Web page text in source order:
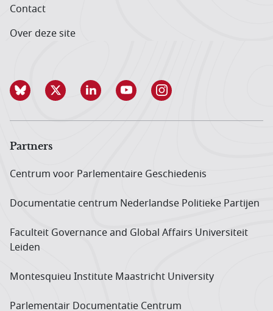
Contact
Over deze site
Partners
Centrum voor Parlementaire Geschiedenis
Documentatie centrum Neder­landse Politieke Partijen
Faculteit Governance and Global Affairs Universiteit
Leiden
Montesquieu Institute Maastricht University
Parlementair Documentatie Centrum